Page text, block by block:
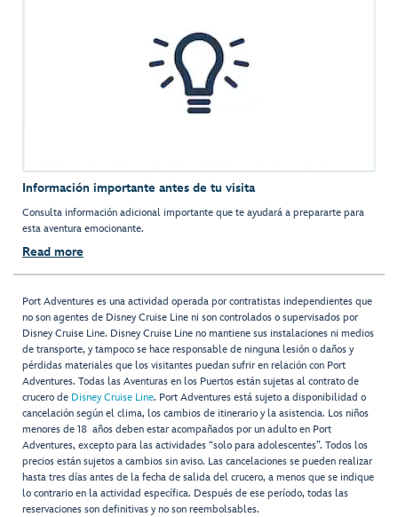
Información importante antes de tu visita
Consulta información adicional importante que te ayudará a prepararte para
esta aventura emocionante.
Read more
Port Adventures es una actividad operada por contratistas independientes que
no son agentes de Disney Cruise Line ni son controlados o supervisados por
Disney Cruise Line. Disney Cruise Line no mantiene sus instalaciones ni medios
de transporte, y tampoco se hace responsable de ninguna lesión o daños y
pérdidas materiales que los visitantes puedan sufrir en relación con Port
Adventures. Todas las Aventuras en los Puertos están sujetas al contrato de
crucero de Disney Cruise Line. Port Adventures está sujeto a disponibilidad o
cancelación según el clima, los cambios de itinerario y la asistencia. Los niños
menores de 18 años deben estar acompañados por un adulto en Port
Adventures, excepto para las actividades “solo para adolescentes”. Todos los
precios están sujetos a cambios sin aviso. Las cancelaciones se pueden realizar
hasta tres días antes de la fecha de salida del crucero, a menos que se indique
lo contrario en la actividad específica. Después de ese período, todas las
reservaciones son definitivas y no son reembolsables.